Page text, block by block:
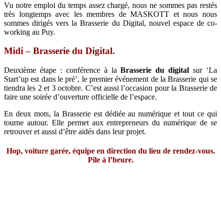
Vu notre emploi du temps assez chargé, nous ne sommes pas restés
très longtemps avec les membres de MASKOTT et nous nous
sommes dirigés vers la Brasserie du Digital, nouvel espace de co-
working au Puy.
Midi – Brasserie du Digital.
Deuxième étape: conférence à laBrasserie du digitalsur ‘La
Start’up est dans le pré’, le premier événement de la Brasserie qui se
tiendra les 2 et 3 octobre. C’est aussi l’occasion pour la Brasserie de
faire une soirée d’ouverture officielle de l’espace.
En deux mots, la Brasserie est dédiée au numérique et tout ce qui
tourne autour. Elle permet aux entrepreneurs du numérique de se
retrouver et aussi d’être aidés dans leur projet.
Hop, voiture garée, équipe en direction du lieu de rendez-vous.
Pile à l’heure.